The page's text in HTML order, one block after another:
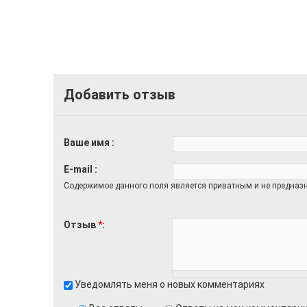
Добавить отзыв
Ваше имя
E-mail
Содержимое данного поля является приватным и не
Отзыв*
Уведомлять меня о новых комментариях